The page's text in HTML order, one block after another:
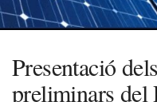
Presentació
preliminars